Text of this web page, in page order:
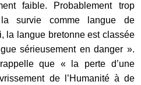
faible. Probablement trop
survie comme langue de
la langue bretonne est classée
sérieusement en danger ».
rappelle que « la perte d’une
de l’Humanité à de